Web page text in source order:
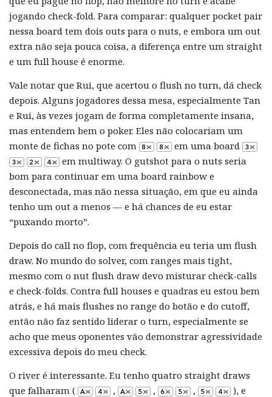
jogando check-fold. Para comparar: qualquer pocket pair
nessa board tem dois outs para o nuts, e embora um out
extra não seja pouca coisa, a diferença entre um straight
e um full house é enorme.
Vale notar que Rui, que acertou o flush no turn, dá check
depois. Alguns jogadores dessa mesa, especialmente Tan
e Rui, às vezes jogam de forma completamente insana,
mas entendem bem o poker. Eles não colocariam um
monte de fichas no pote com
em uma board
em multiway. O gutshot para o nuts seria
bom para continuar em uma board rainbow e
desconectada, mas não nessa situação, em que eu ainda
tenho um out a menos — e há chances de eu estar
“puxando morto”.
Depois do call no flop, com frequência eu teria um flush
draw. No mundo do solver, com ranges mais tight,
mesmo com o nut flush draw devo misturar check-calls
e check-folds. Contra full houses e quadras eu estou bem
atrás, e há mais flushes no range do botão e do cutoff,
então não faz sentido liderar o turn, especialmente se
acho que meus oponentes vão demonstrar agressividade
excessiva depois do meu check.
O river é interessante. Eu tenho quatro straight draws
que falharam (
, , ,
), e